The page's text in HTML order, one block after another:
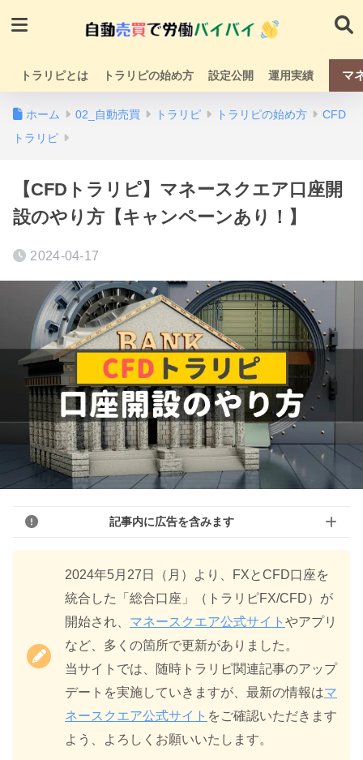
トラリピとは トラリピの始め方 設定公開 運用実績 マ
ホーム 02_自動売買 トラリピ トラリピの始め方
CFD
トラリピ
【CFDトラリピ】マネースクエア口座開
設のやり方【キャンペーンあり！】
2024-04-17
記事内に広告を含みます
2024年5月27日（月）より、FXとCFD口座を
統合した「総合口座」（トラリピFX/CFD）が
開始され、 マネースクエア公式サイト やアプリ
など、多くの箇所で更新がありました。
当サイトでは、随時トラリピ関連記事のアップ
デートを実施していきますが、最新の情報はマ
ネースクエア公式サイト をご確認いただきます
よう、よろしくお願いいたします。